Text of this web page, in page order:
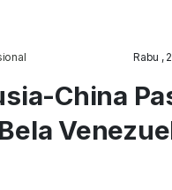
Rabu ,
China